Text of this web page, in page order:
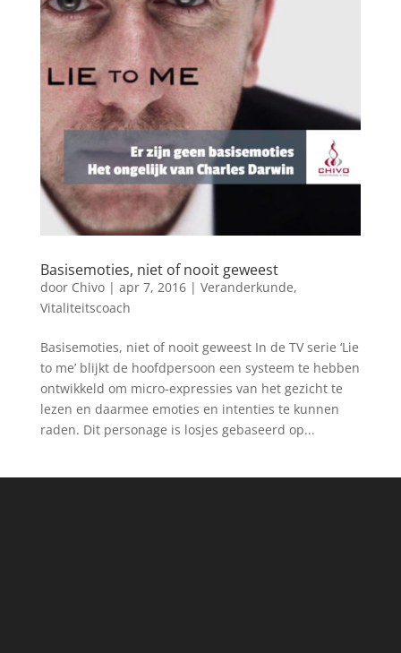
Basisemoties, niet of nooit geweest
door Chivo| apr 7, 2016| Veranderkunde,
Vitaliteitscoach
Basisemoties, niet of nooit geweest In de TV serie ‘Lie
to me’ blijkt de hoofdpersoon een systeem te hebben
ontwikkeld om micro-expressies van het gezicht te
lezen en daarmee emoties en intenties te kunnen
raden. Dit personage is losjes gebaseerd op...